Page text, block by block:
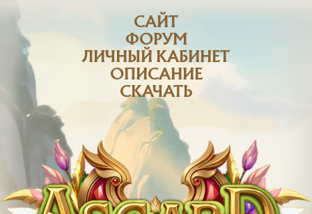
САЙТ
ФОРУМ
ЛИЧНЫЙ КАБИНЕТ
ОПИСАНИЕ
СКАЧАТЬ